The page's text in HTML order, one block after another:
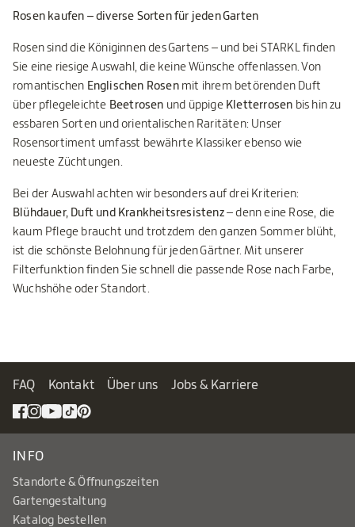
Rosen kaufen – diverse Sorten für jeden Garten
Rosen sind die Königinnen des Gartens – und bei STARKL finden
Sie eine riesige Auswahl, die keine Wünsche offenlassen. Von
romantischen Englischen Rosenmit ihrem betörenden Duft
über pflegeleichte Beetrosen und üppige Kletterrosen bis hin zu
essbaren Sorten und orientalischen Raritäten: Unser
Rosensortiment umfasst bewährte Klassiker ebenso wie
neueste Züchtungen.
Bei der Auswahl achten wir besonders auf drei Kriterien:
Blühdauer, Duft und Krankheitsresistenz– denn eine Rose, die
kaum Pflege braucht und trotzdem den ganzen Sommer blüht,
ist die schönste Belohnung für jeden Gärtner. Mit unserer
Filterfunktion finden Sie schnell die passende Rose nach Farbe,
Wuchshöhe oder Standort.
FAQ Kontakt Über uns Jobs & Karriere
INFO
Standorte & Öffnungszeiten
Gartengestaltung
Katalog bestellen